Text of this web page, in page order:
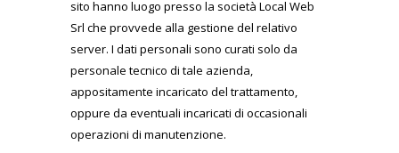
sito hanno luogo presso la società Local Web
Srl che provvede alla gestione del relativo
server. I dati personali sono curati solo da
personale tecnico di tale azienda,
appositamente incaricato del trattamento,
oppure da eventuali incaricati di occasionali
operazioni di manutenzione.